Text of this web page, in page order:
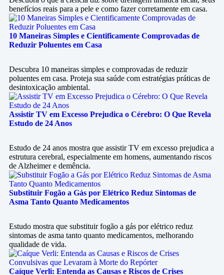
benefícios reais para a pele e como fazer corretamente em casa.
10 Maneiras Simples e Cientificamente Comprovadas de
Reduzir Poluentes em Casa
Descubra 10 maneiras simples e comprovadas de reduzir
poluentes em casa. Proteja sua saúde com estratégias práticas de
desintoxicação ambiental.
Assistir TV em Excesso Prejudica o Cérebro: O Que Revela
Estudo de 24 Anos
Estudo de 24 anos mostra que assistir TV em excesso prejudica a
estrutura cerebral, especialmente em homens, aumentando riscos
de Alzheimer e demência.
Substituir Fogão a Gás por Elétrico Reduz Sintomas de
Asma Tanto Quanto Medicamentos
Estudo mostra que substituir fogão a gás por elétrico reduz
sintomas de asma tanto quanto medicamentos, melhorando
qualidade de vida.
Caíque Verli: Entenda as Causas e Riscos de Crises